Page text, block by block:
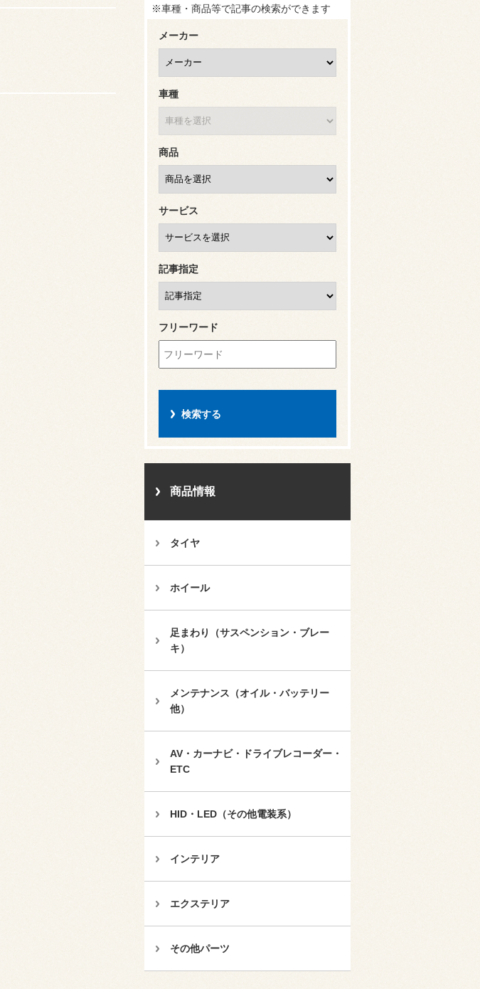
※車種・商品等で記事の検索ができます
メーカー
車種
商品
サービス
記事指定
フリーワード
商品情報
タイヤ
ホイール
足まわり（サスペンション・ブレー
キ）
メンテナンス（オイル・バッテリー
他）
AV・カーナビ・ドライブレコーダー・
ETC
HID・LED（その他電装系）
インテリア
エクステリア
その他パーツ